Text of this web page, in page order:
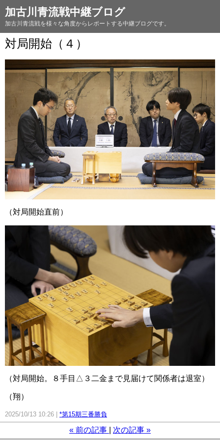
加古川青流戦中継ブログ
加古川青流戦を様々な角度からレポートする中継ブログです。
対局開始（４）
（対局開始直前）
（対局開始。８手目△３二金まで見届けて関係者は退室）
（翔）
2025/10/13 10:26 *第15期三番勝負
« 前の記事 次の記事 »